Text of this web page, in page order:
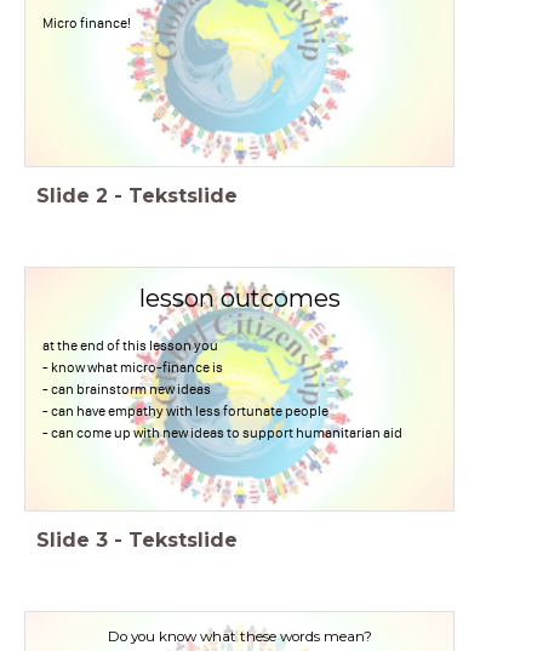
Micro finance!
Slide 2 - Tekstslide
lesson outcomes
at the end of this lesson you
- know what micro-finance is
- can brainstorm new ideas
- can have empathy with less fortunate people
- can come up with new ideas to support humanitarian aid
Slide 3 - Tekstslide
Do you know what these words mean?